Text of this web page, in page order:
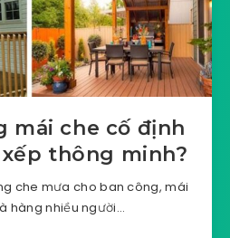
mái che cố định
thông minh?
che mưa cho ban công, mái
hàng nhiều người…